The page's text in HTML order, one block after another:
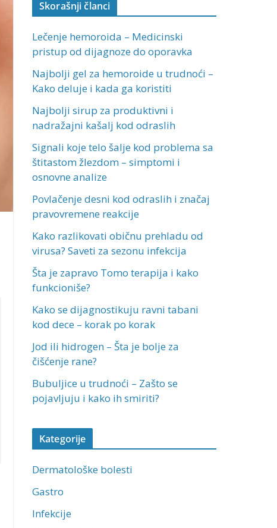
Skorašnji članci
Lečenje hemoroida – Medicinski
pristup od dijagnoze do oporavka
Najbolji gel za hemoroide u trudnoći –
Kako deluje i kada ga koristiti
Najbolji sirup za produktivni i
nadražajni kašalj kod odraslih
Signali koje telo šalje kod problema sa
štitastom žlezdom – simptomi i
osnovne analize
Povlačenje desni kod odraslih i značaj
pravovremene reakcije
Kako razlikovati običnu prehladu od
virusa? Saveti za sezonu infekcija
Šta je zapravo Tomo terapija i kako
funkcioniše?
Kako se dijagnostikuju ravni tabani
kod dece – korak po korak
Jod ili hidrogen – Šta je bolje za
čišćenje rane?
Bubuljice u trudnoći – Zašto se
pojavljuju i kako ih smiriti?
Kategorije
Dermatološke bolesti
Gastro
Infekcije